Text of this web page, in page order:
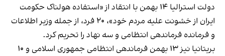
دولت استرالیا ۱۴ بهمن با انتقاد از «استفاده هولناک حکومت
ایران از خشونت علیه مردم خود»، ۲۰ فرد، از جمله وزیر اطلاعات
و فرمانده فرماندهی انتظامی و سه نهاد را تحریم کرد.
بریتانیا نیز ۱۳ بهمن فرماندهی انتظامی جمهوری اسلامی و ۱۰